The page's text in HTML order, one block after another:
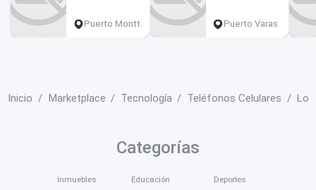
Puerto Montt Puerto Varas
Inicio Marketplace Tecnología Teléfonos Celulares
Categorías
Inmuebles Educación Deportes